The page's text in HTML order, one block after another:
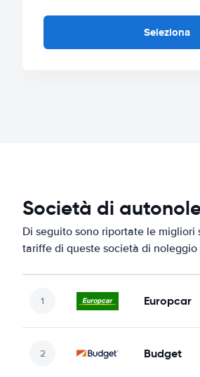
Seleziona
Società di
Di seguito sono riportate le
tariffe di queste società di noleggio
Europcar
Budget